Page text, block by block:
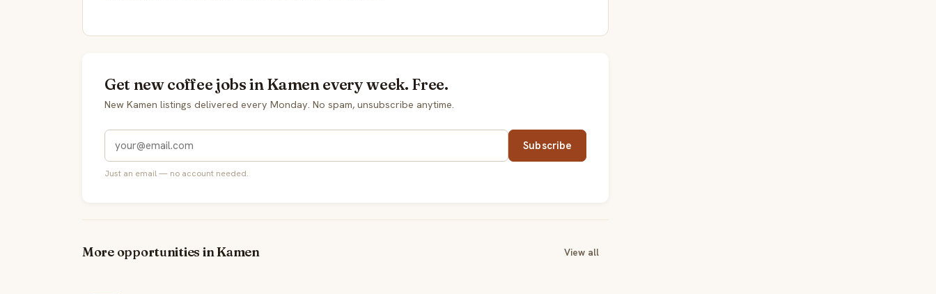
Get new coffee jobs in Kamen every week. Free.
New Kamen listings delivered every Monday. No spam, unsubscribe anytime.
Subscribe
Just an email — no account needed.
More opportunities in Kamen View all